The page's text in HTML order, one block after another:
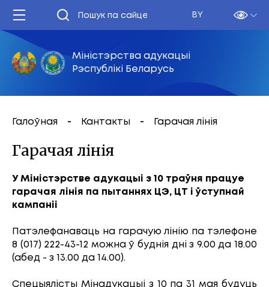
BY
Міністэрства адукацыі
Рэспублікі Беларусь
Галоўная Кантакты Гарачая лінія
Гарачая лінія
У Міністэрстве адукацыі з 10 траўня працуе
гарачая лінія па пытаннях ЦЭ, ЦТ і ўступнай
кампаніі
Патэлефанаваць на гарачую лінію па тэлефоне
8 (017) 222-43-12 можна ў буднія дні з 9.00 да 18.00
(абед - з 13.00 да 14.00).
Спецыялісты Мінадукацыі з 10 па 31 мая будуць